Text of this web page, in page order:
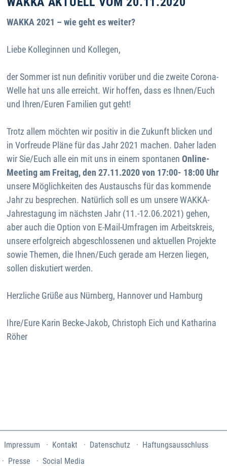
WAKKA 2021 – wie geht es weiter?
Liebe Kolleginnen und Kollegen,
der Sommer ist nun definitiv vorüber und die zweite Corona-
Welle hat uns alle erreicht. Wir hoffen, dass es Ihnen/Euch
und Ihren/Euren Familien gut geht!
Trotz allem möchten wir positiv in die Zukunft blicken und
in Vorfreude Pläne für das Jahr 2021 machen. Daher laden
wir Sie/Euch alle ein mit uns in einem spontanenOnline-
Meeting am Freitag, den 27.11.2020 von 17:00- 18:00 Uhr
unsere Möglichkeiten des Austauschs für das kommende
Jahr zu besprechen. Natürlich soll es um unsere WAKKA-
Jahrestagung im nächsten Jahr (11.-12.06.2021) gehen,
aber auch die Option von E-Mail-Umfragen im Arbeitskreis,
unsere erfolgreich abgeschlossenen und aktuellen Projekte
sowie Themen, die Ihnen/Euch gerade am Herzen liegen,
sollen diskutiert werden.
Herzliche Grüße aus Nürnberg, Hannover und Hamburg
Ihre/Eure Karin Becke-Jakob, Christoph Eich und Katharina
Röher
Impressum Kontakt Datenschutz
Haftungsausschluss
Presse
Social Media